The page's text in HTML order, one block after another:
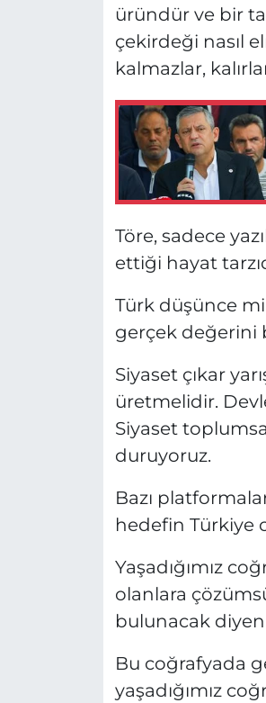
üründür ve bir
çekirdeği nasıl
kalmazlar,
Töre, sadece
ettiği hayat
Türk düşünce
gerçek değerini
Siyaset çıkar
üretmelidir.
Siyaset
duruyoruz.
Bazı
hedefin Türkiye
Yaşadığımız
olanlara
bulunacak
Bu coğrafyada
yaşadığımız